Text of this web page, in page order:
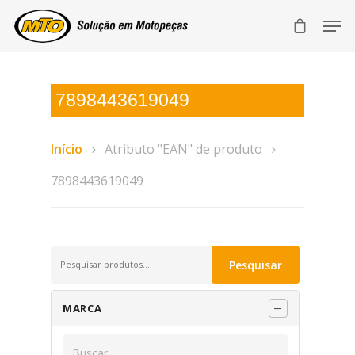
7898443619049
Início
Atributo "EAN" de produto
7898443619049
por:
Pesquisar
MARCA